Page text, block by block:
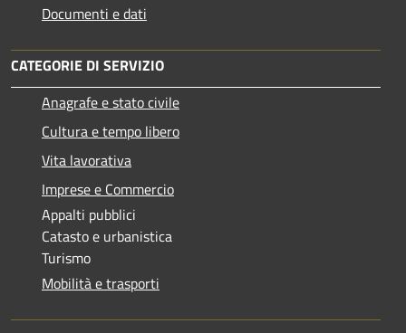
Documenti e dati
CATEGORIE DI SERVIZIO
Anagrafe e stato civile
Cultura e tempo libero
Vita lavorativa
Imprese e Commercio
Appalti pubblici
Catasto e urbanistica
Turismo
Mobilità e trasporti